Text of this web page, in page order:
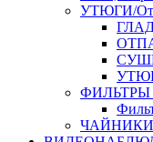
УТЮГИ/
ЧАЙНИКИ